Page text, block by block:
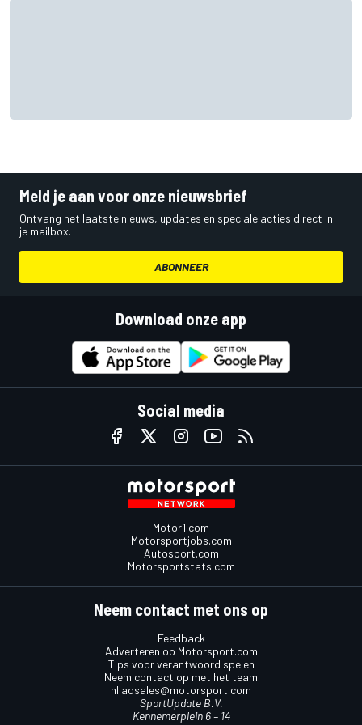
Meld je aan voor onze nieuwsbrief
Ontvang het laatste nieuws, updates en speciale acties direct in
je mailbox.
ABONNEER
Download onze app
Social media
Motor1.com
Motorsportjobs.com
Autosport.com
Motorsportstats.com
Neem contact met ons op
Feedback
Adverteren op Motorsport.com
Tips voor verantwoord spelen
Neem contact op met het team
nl.adsales@motorsport.com
SportUpdate B.V.
Kennemerplein 6 – 14